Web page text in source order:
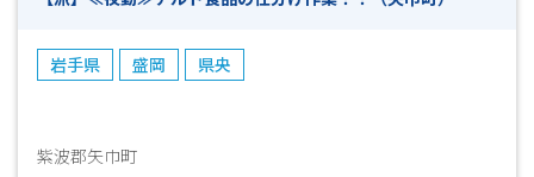
岩手県 盛岡 県央
紫波郡矢巾町